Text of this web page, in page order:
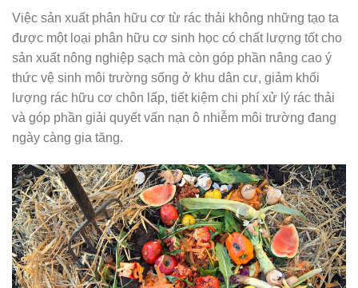
Việc sản xuất phân hữu cơ từ rác thải không những tạo ta
được một loại phân hữu cơ sinh học có chất lượng tốt cho
sản xuất nông nghiệp sạch mà còn góp phần nâng cao ý
thức vệ sinh môi trường sống ở khu dân cư, giảm khối
lượng rác hữu cơ chôn lấp, tiết kiệm chi phí xử lý rác thải
và góp phần giải quyết vấn nạn ô nhiễm môi trường đang
ngày càng gia tăng.